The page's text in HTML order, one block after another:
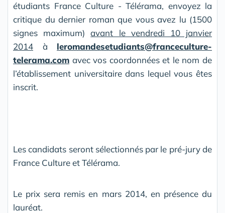
étudiants France Culture - Télérama, envoyez la
critique du dernier roman que vous avez lu (1500
signes maximum)avant le vendredi 10 janvier
2014 à leromandesetudiants@franceculture-
telerama.com avec vos coordonnées et le nom de
l’établissement universitaire dans lequel vous êtes
inscrit.
Les candidats seront sélectionnés par le pré-jury de
France Culture et Télérama.
Le prix sera remis en mars 2014, en présence du
lauréat.